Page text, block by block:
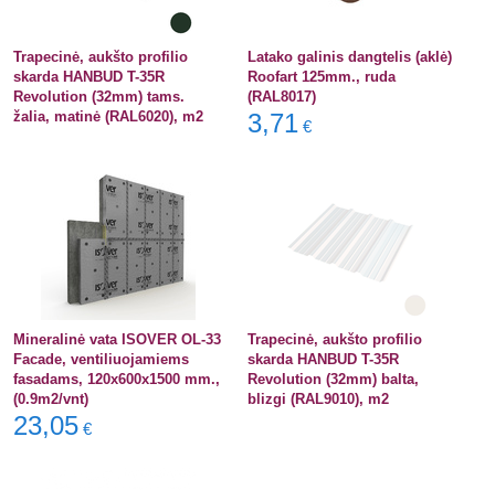
Trapecinė, aukšto profilio
skarda HANBUD T-35R
Revolution (32mm) tams.
žalia, matinė (RAL6020), m2
Latako galinis dangtelis (aklė)
Roofart 125mm., ruda
(RAL8017)
3,71 €
Mineralinė vata ISOVER OL-33
Facade, ventiliuojamiems
fasadams, 120x600x1500 mm.,
(0.9m2/vnt)
23,05 €
Trapecinė, aukšto profilio
skarda HANBUD T-35R
Revolution (32mm) balta,
blizgi (RAL9010), m2